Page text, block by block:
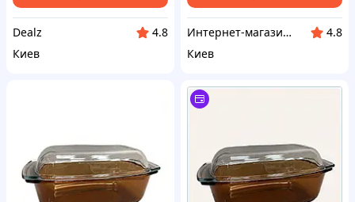
Dealz
4.8
Киев
Интернет-магазин RedShift.com.ua
4.8
Киев